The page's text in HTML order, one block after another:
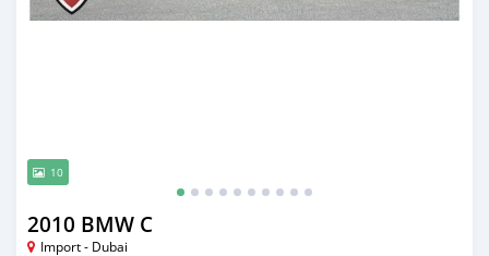
10
2010 BMW C
Import - Dubai